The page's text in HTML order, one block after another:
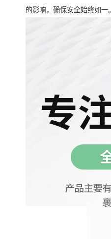
的影响，确保安全始终如一。